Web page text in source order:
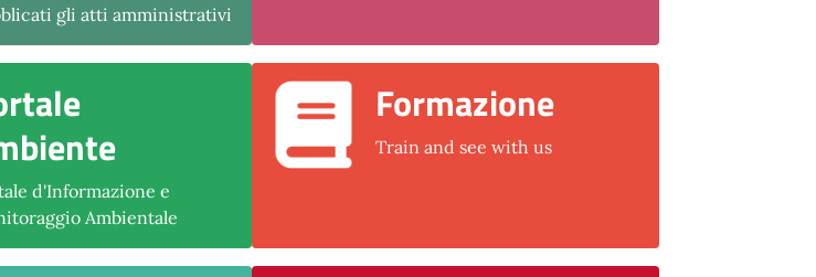
gli atti amministrativi
d'Informazione e
Ambientale
Formazione
Train and see with us